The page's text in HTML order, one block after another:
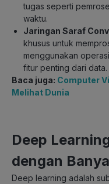
tugas seperti
waktu.
Jaringan Saraf
khusus untuk
menggunakan
fitur penting dari data.
Baca juga: Computer
Melihat Dunia
Deep
dengan
Deep learning adalah